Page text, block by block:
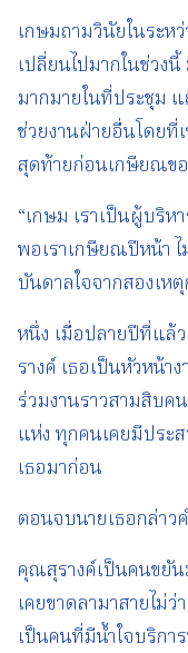
เกษมถามวินัยในระห
เปลี่ยนไปมากในช่วง
มากมายในที่ประชุม
ช่วยงานฝ่ายอื่นโดยที่
สุดท้ายก่อนเกษียณขอ
“เกษม เราเป็นผู้บริ
พอเราเกษียณปีหน้า
บันดาลใจจากสองเห
หนึ่ง เมื่อปลายปีที่แล้
รางค์ เธอเป็นหัวหน้า
ร่วมงานราวสามสิบค
แห่ง ทุกคนเคยมีประ
เธอมาก่อน
ตอนจบนายเธอกล่าว
คุณสุรางค์เป็นคนขยัน
เคยขาดลามาสายไม่
เป็นคนที่มีน้ำใจบริก